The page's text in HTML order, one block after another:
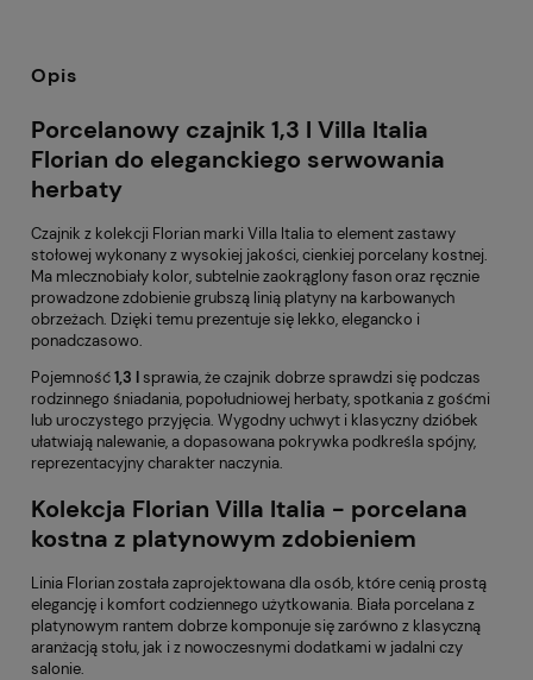
Opis
Porcelanowy czajnik 1,3 l Villa Italia
Florian do eleganckiego serwowania
herbaty
Czajnik z kolekcji Florian marki Villa Italia to element zastawy
stołowej wykonany z wysokiej jakości, cienkiej porcelany kostnej.
Ma mlecznobiały kolor, subtelnie zaokrąglony fason oraz ręcznie
prowadzone zdobienie grubszą linią platyny na karbowanych
obrzeżach. Dzięki temu prezentuje się lekko, elegancko i
ponadczasowo.
Pojemność1,3 lsprawia, że czajnik dobrze sprawdzi się podczas
rodzinnego śniadania, popołudniowej herbaty, spotkania z gośćmi
lub uroczystego przyjęcia. Wygodny uchwyt i klasyczny dzióbek
ułatwiają nalewanie, a dopasowana pokrywka podkreśla spójny,
reprezentacyjny charakter naczynia.
Kolekcja Florian Villa Italia - porcelana
kostna z platynowym zdobieniem
Linia Florian została zaprojektowana dla osób, które cenią prostą
elegancję i komfort codziennego użytkowania. Biała porcelana z
platynowym rantem dobrze komponuje się zarówno z klasyczną
aranżacją stołu, jak i z nowoczesnymi dodatkami w jadalni czy
salonie.